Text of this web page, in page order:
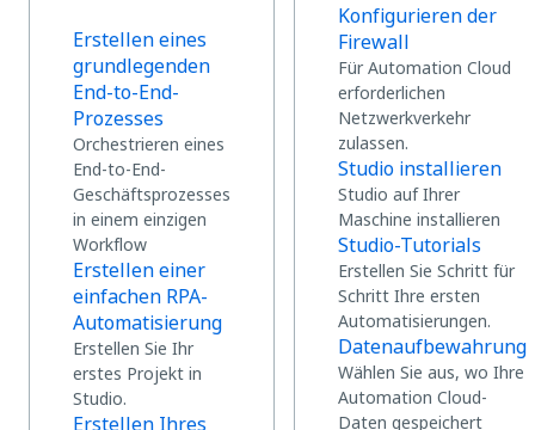
Erstellen eines
grundlegenden
End-to-End-
Prozesses
Orchestrieren eines
End-to-End-
Geschäftsprozesses
in einem einzigen
Workflow
Erstellen einer
einfachen RPA-
Automatisierung
Erstellen Sie Ihr
erstes Projekt in
Studio.
Erstellen Ihres
Konfigurieren der
Firewall
Für Automation Cloud
erforderlichen
Netzwerkverkehr
zulassen.
Studio installieren
Studio auf Ihrer
Maschine installieren
Studio-Tutorials
Erstellen Sie Schritt für
Schritt Ihre ersten
Automatisierungen.
Datenaufbewahrung
Wählen Sie aus, wo Ihre
Automation Cloud-
Daten gespeichert